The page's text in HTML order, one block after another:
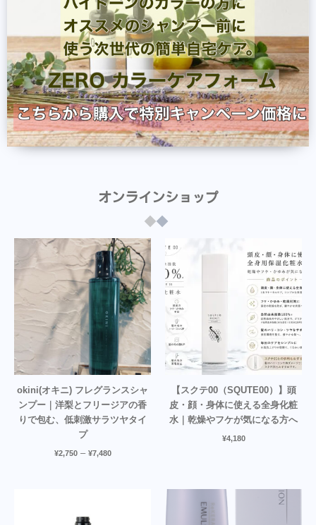
オンラインショップ
okini(オキニ) フレグランスシャ
ンプー｜洋梨とフリージアの香
りで包む、低刺激サラツヤタイ
プ
¥2,750 – ¥7,480
【スクテ00（SQUTE00）】頭
皮・顔・身体に使える全身化粧
水｜乾燥やフケが気になる方へ
¥4,180